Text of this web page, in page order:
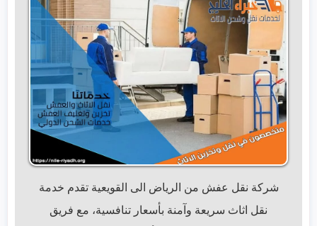
شركة نقل عفش من الرياض الى القويعية تقدم خدمة
نقل اثاث سريعة وآمنة بأسعار تنافسية، مع فريق